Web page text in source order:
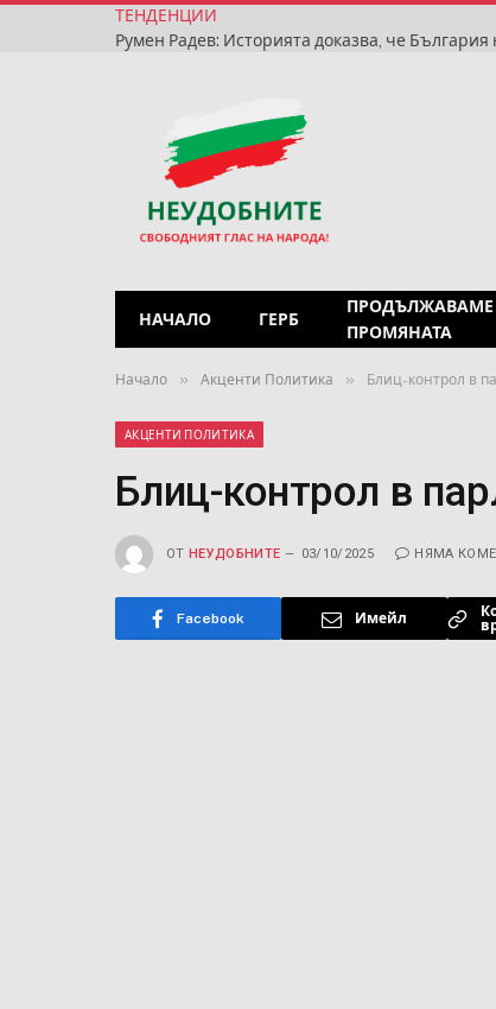
ТЕНДЕНЦИИ
НАЧАЛО ГЕРБ
ПРОДЪЛЖАВАМЕ
ПРОМЯНАТА
Начало » Акценти Политика » Блиц-контрол в
АКЦЕНТИ ПОЛИТИКА
Блиц-контрол в
ОТ НЕУДОБНИТЕ 03/10/2025 НЯМА
Facebook Имейл